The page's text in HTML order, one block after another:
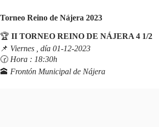
Torneo Reino de Nájera 2023
🏆 II TORNEO REINO DE NÁJERA 4 1/2
📌 Viernes , día 01-12-2023
🕝 Hora : 18:30h
🕋 Frontón Municipal de Nájera